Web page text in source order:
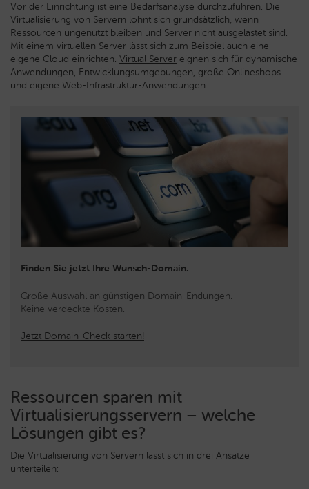
Vor der Einrichtung ist eine Bedarfsanalyse durchzuführen. Die
Virtualisierung von Servern lohnt sich grundsätzlich, wenn
Ressourcen ungenutzt bleiben und Server nicht ausgelastet sind.
Mit einem virtuellen Server lässt sich zum Beispiel auch eine
eigene Cloud einrichten. Virtual Server eignen sich für dynamische
Anwendungen, Entwicklungsumgebungen, große Onlineshops
und eigene Web-Infrastruktur-Anwendungen.
Finden Sie jetzt Ihre Wunsch-Domain.
Große Auswahl an günstigen Domain-Endungen.
Keine verdeckte Kosten.
Jetzt Domain-Check starten!
Ressourcen sparen mit
Virtualisierungsservern – welche
Lösungen gibt es?
Die Virtualisierung von Servern lässt sich in drei Ansätze
unterteilen: